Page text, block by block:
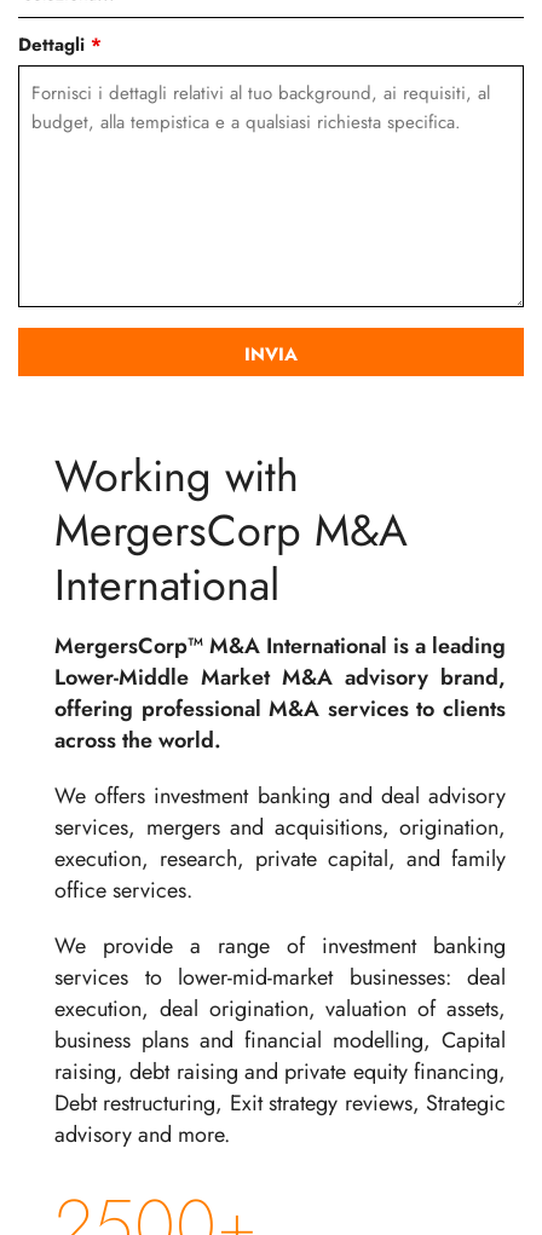
Dettagli *
Working with
MergersCorp M&A
International
MergersCorp™ M&A International is a leading
Lower-Middle Market M&A advisory brand,
offering professional M&A services to clients
across the world.
We offers investment banking and deal advisory
services, mergers and acquisitions, origination,
execution, research, private capital, and family
office services.
We provide a range of investment banking
services to lower-mid-market businesses: deal
execution, deal origination, valuation of assets,
business plans and financial modelling, Capital
raising, debt raising and private equity financing,
Debt restructuring, Exit strategy reviews, Strategic
advisory and more.